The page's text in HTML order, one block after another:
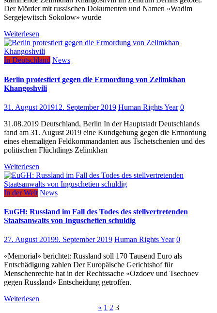
Der Mörder mit russischen Dokumenten und Namen «Wadim
Sergejewitsch Sokolow» wurde
Weiterlesen
In Deutschland News
Berlin protestiert gegen die Ermordung von Zelimkhan
Khangoshvili
31. August 201912. September 2019 Human Rights Year 0
31.08.2019 Deutschland, Berlin In der Hauptstadt Deutschlands
fand am 31. August 2019 eine Kundgebung gegen die Ermordung
eines ehemaligen Feldkommandanten aus Tschetschenien und des
politischen Flüchtlings Zelimkhan
Weiterlesen
In der Welt News
EuGH: Russland im Fall des Todes des stellvertretenden
Staatsanwalts von Inguschetien schuldig
27. August 20199. September 2019 Human Rights Year 0
«Memorial» berichtet: Russland soll 170 Tausend Euro als
Entschädigung zahlen Der Europäische Gerichtshof für
Menschenrechte hat in der Rechtssache «Ozdoev und Tsechoev
gegen Russland» Entscheidung getroffen.
Weiterlesen
« 1 2 3